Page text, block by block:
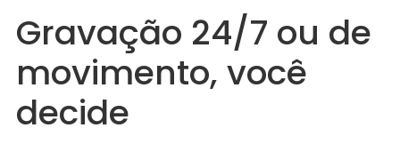
Gravação 24/7 ou de
movimento, você
decide